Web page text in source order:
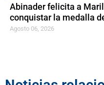
Abinader felicita a
conquistar la medalla
Agosto 06, 2026